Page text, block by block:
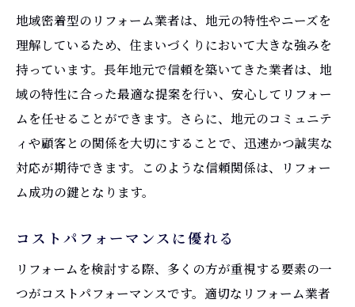
地域密着型のリフォーム業者は、地元の特性やニーズを
理解しているため、住まいづくりにおいて大きな強みを
持っています。長年地元で信頼を築いてきた業者は、地
域の特性に合った最適な提案を行い、安心してリフォー
ムを任せることができます。さらに、地元のコミュニテ
ィや顧客との関係を大切にすることで、迅速かつ誠実な
対応が期待できます。このような信頼関係は、リフォー
ム成功の鍵となります。
コストパフォーマンスに優れる
リフォームを検討する際、多くの方が重視する要素の一
つがコストパフォーマンスです。適切なリフォーム業者